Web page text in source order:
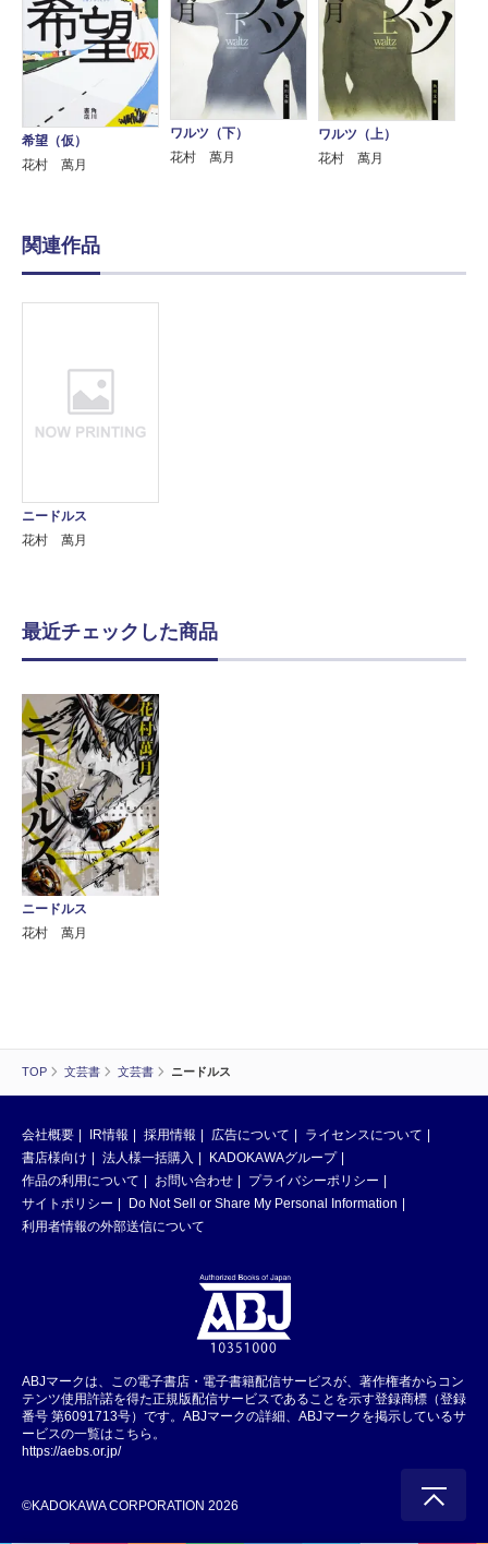
TOP 文芸書 文芸書 ニードルス
希望（仮）
花村 萬月
ワルツ（下）
花村 萬月
ワルツ（上）
花村 萬月
関連作品
ニードルス
花村 萬月
最近チェックした商品
ニードルス
花村 萬月
会社概要 IR情報 採用情報 広告について
ライセンスについて
書店様向け
法人様一括購入
KADOKAWAグループ
作品の利用について
お問い合わせ
プライバシーポリシー
サイトポリシー
Do Not Sell or Share My Personal Information
利用者情報の外部送信について
ABJマークは、この電子書店・電子書籍配信サービスが、著作権者からコン
テンツ使用許諾を得た正規版配信サービスであることを示す登録商標（登録
番号 第6091713号）です。ABJマークの詳細、ABJマークを掲示しているサ
ービスの一覧はこちら。
https://aebs.or.jp/
©KADOKAWA CORPORATION 2026